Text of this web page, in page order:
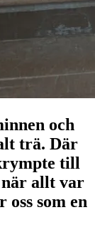
och
trä. Där
till
när allt var
som en